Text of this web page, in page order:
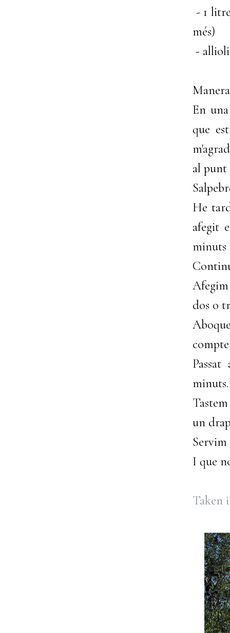
- 1
més)
-
En
que
al punt
He
afegit
minuts
dos o
minuts.
un
I que
Taken